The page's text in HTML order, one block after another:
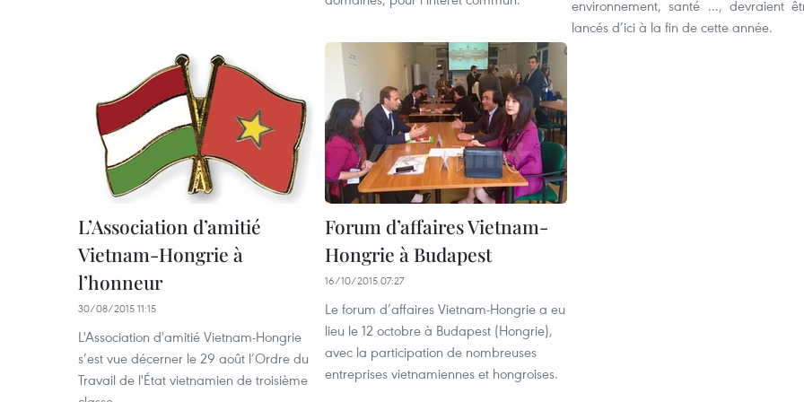
environnement, santé ..., devraient
lancés d’ici à la fin de cette année.
L’Association d’amitié
Vietnam-Hongrie à
l’honneur
30/08/2015 11:15
L'Association d'amitié Vietnam-Hongrie
s’est vue décerner le 29 août l’Ordre du
Travail de l'État vietnamien de troisième
Forum d’affaires Vietnam-
Hongrie à Budapest
16/10/2015 07:27
Le forum d’affaires Vietnam-Hongrie a eu
lieu le 12 octobre à Budapest (Hongrie),
avec la participation de nombreuses
entreprises vietnamiennes et hongroises.